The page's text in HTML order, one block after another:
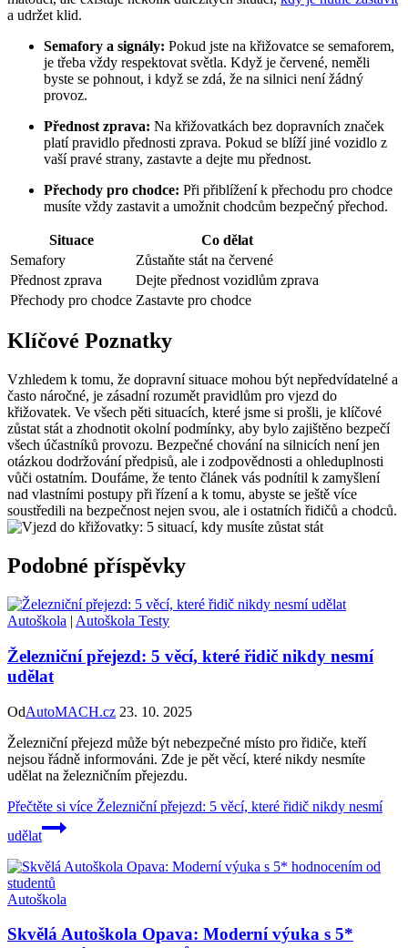
a udržet klid.
Semafory a signály: Pokud jste na křižovatce se semaforem,
je třeba vždy respektovat světla. Když je červené, neměli
byste se pohnout, i když se zdá, že na silnici není žádný
provoz.
Přednost zprava: Na křižovatkách bez dopravních značek
platí pravidlo přednosti zprava. Pokud se blíží jiné vozidlo z
vaší pravé strany, zastavte a dejte mu přednost.
Přechody pro chodce: Při přiblížení k přechodu pro chodce
musíte vždy zastavit a umožnit chodcům bezpečný přechod.
Situace
Co dělat
Semafory
Zůstaňte stát na červené
Přednost zprava
Dejte přednost vozidlům zprava
Přechody pro chodce Zastavte pro chodce
Klíčové Poznatky
Vzhledem k tomu, že dopravní situace mohou být nepředvídatelné a
často náročné, je zásadní rozumět pravidlům pro vjezd do
křižovatek. Ve všech pěti situacích, které jsme si prošli, je klíčové
zůstat stát a zhodnotit okolní podmínky, aby bylo zajištěno bezpečí
všech účastníků provozu. Bezpečné chování na silnicích není jen
otázkou dodržování předpisů, ale i zodpovědnosti a ohleduplnosti
vůči ostatním. Doufáme, že tento článek vás podnítil k zamyšlení
nad vlastními postupy při řízení a k tomu, abyste se ještě více
soustředili na bezpečnost nejen svou, ale i ostatních řidičů a chodců.
Podobné příspěvky
Autoškola | Autoškola Testy
Železniční přejezd: 5 věcí, které řidič nikdy nesmí
udělat
OdAutoMACH.cz 23. 10. 2025
Železniční přejezd může být nebezpečné místo pro řidiče, kteří
nejsou řádně informováni. Zde je pět věcí, které nikdy nesmíte
udělat na železničním přejezdu.
Přečtěte si více Železniční přejezd: 5 věcí, které řidič nikdy nesmí
udělat
Autoškola
Skvělá Autoškola Opava: Moderní výuka s 5*